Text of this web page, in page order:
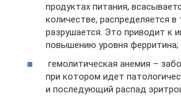
продуктах питания,
количестве, распределяется в
разрушается. Это приводит к
повышению уровня ферритина;
гемолитическая анемия –
при котором идет
и последующий распад